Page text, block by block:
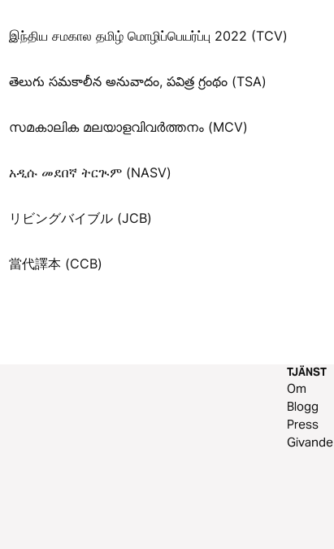
இந்திய சமகால தமிழ் மொழிப்பெயர்ப்பு 2022 (TCV)
తెలుగు సమకాలీన అనువాదం, పవిత్ర గ్రంథం (TSA)
സമകാലിക മലയാളവിവർത്തനം (MCV)
አዲሱ መደበኛ ትርጒም (NASV)
リビングバイブル (JCB)
當代譯本 (CCB)
TJÄNST
Om
Blogg
Press
Givande